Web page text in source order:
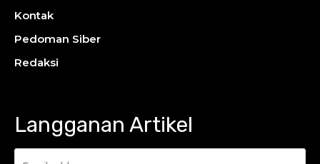
Langganan Artikel
Kontak
Pedoman Siber
Redaksi